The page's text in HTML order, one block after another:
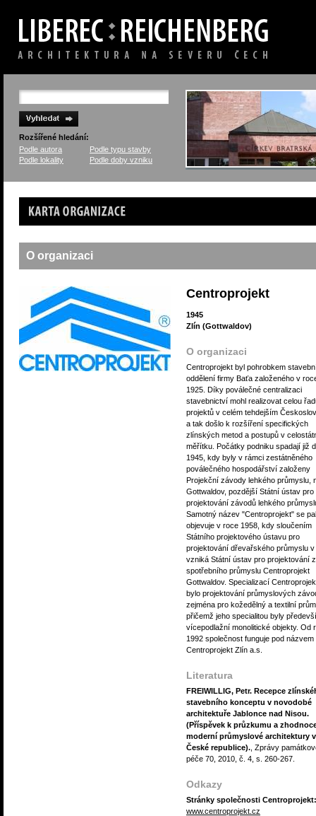
Rozšířené hledání:
Podle autora
Podle typu stavby
Podle lokality
Podle doby vzniku
Karta organizace
O organizaci
Centroprojekt
1945
Zlín (Gottwaldov)
O organizaci
Centroprojekt byl pohrobkem
oddělení firmy Baťa založeného v
1925. Díky poválečné centralizaci
stavebnictví mohl realizovat celou
projektů v celém tehdejším
a tak došlo k rozšíření specifických
zlínských metod a postupů v
měřítku. Počátky podniku spadají již
1945, kdy byly v rámci zestátněného
poválečného hospodářství založeny
Projekční závody lehkého průmyslu,
Gottwaldov, pozdější Státní ústav pro
projektování závodů lehkého
Samotný název "Centroprojekt" se
objevuje v roce 1958, kdy sloučením
Státního projektového ústavu pro
projektování dřevařského průmyslu v
vzniká Státní ústav pro projektování
spotřebního průmyslu Centroprojekt
Gottwaldov. Specializací
bylo projektování průmyslových
zejména pro kožedělný a textilní
přičemž jeho specialitou byly
vícepodlažní monolitické objekty. Od
1992 společnost funguje pod názvem
Centroprojekt Zlín a.s.
Literatura
FREIWILLIG, Petr. Recepce
stavebního konceptu v novodobé
architektuře Jablonce nad Nisou.
(Příspěvek k průzkumu a
moderní průmyslové architektury v
České republice). , Zprávy
péče 70, 2010, č. 4, s. 260-267.
Odkazy
Stránky společnosti Centroprojekt:
www.centroprojekt.cz